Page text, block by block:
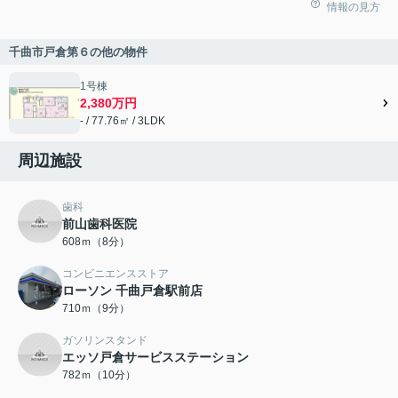
情報の見方
千曲市戸倉第６の他の物件
1号棟
2,380万円
- / 77.76㎡ / 3LDK
周辺施設
歯科
前山歯科医院
608ｍ（8分）
コンビニエンスストア
ローソン 千曲戸倉駅前店
710ｍ（9分）
ガソリンスタンド
エッソ戸倉サービスステーション
782ｍ（10分）